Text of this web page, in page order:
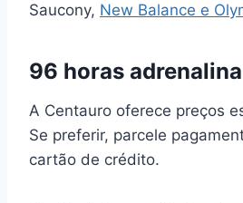
Saucony, New Balance e
96 horas
A Centauro oferece preços
Se preferir, parcele
cartão de crédito.